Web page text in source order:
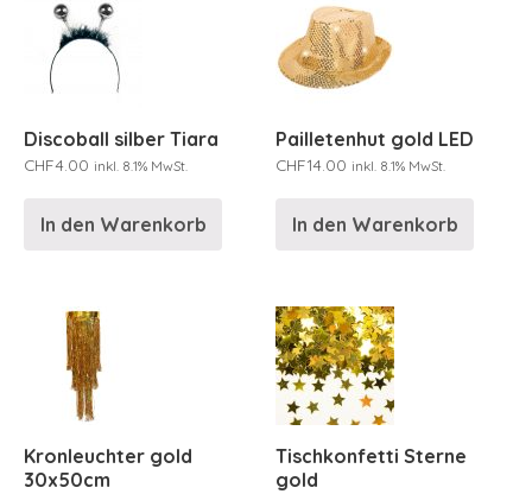
Discoball silber Tiara
CHF4.00 inkl. 8.1% MwSt.
In den Warenkorb
Pailletenhut gold LED
CHF14.00 inkl. 8.1% MwSt.
In den Warenkorb
Kronleuchter gold
30x50cm
Tischkonfetti Sterne
gold